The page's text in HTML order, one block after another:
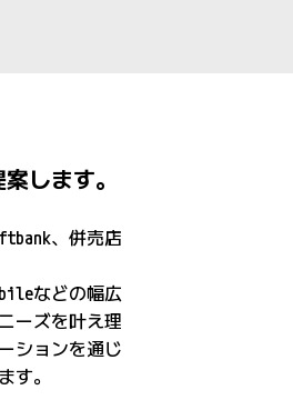
します。
、併売店
などの幅広
ーズを叶え理
ションを通じ
す。